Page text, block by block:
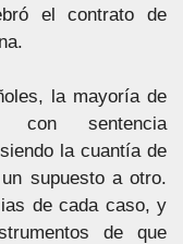
el contrato de
la mayoría de
con sentencia
la cuantía de
supuesto a otro.
de cada caso, y
de que